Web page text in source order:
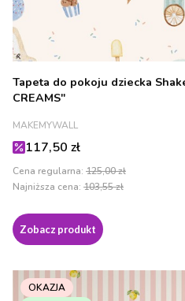
Tapeta do pokoju dziecka
CREAMS"
PRODUCENT
MAKEMYWALL
Cena promocyjna
117,50 zł
Cena regularna: 125,00 zł
Najniższa cena: 103,55 zł
Zobacz produkt
OKAZJA